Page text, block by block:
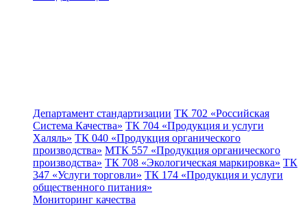
Департамент стандартизации ТК 702 «Российская
Система Качества» ТК 704 «Продукция и услуги
Халяль» ТК 040 «Продукция органического
производства» МТК 557 «Продукция органического
производства» ТК 708 «Экологическая маркировка» ТК
347 «Услуги торговли» ТК 174 «Продукция и услуги
общественного питания»
Мониторинг качества